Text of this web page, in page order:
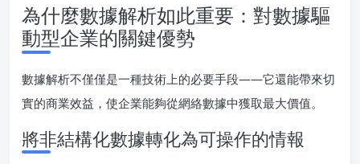
為什麼數據解析如此重要：對數據驅
動型企業的關鍵優勢
數據解析不僅僅是一種技術上的必要手段——它還能帶來切
實的商業效益，使企業能夠從網絡數據中獲取最大價值。
將非結構化數據轉化為可操作的情報